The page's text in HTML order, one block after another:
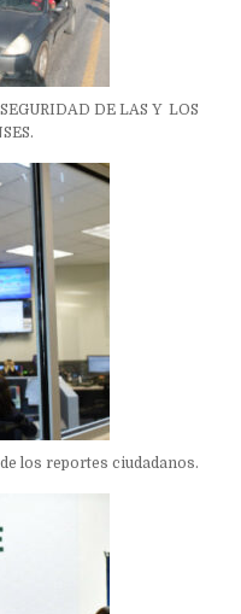
DE LAS Y LOS
los reportes ciudadanos.